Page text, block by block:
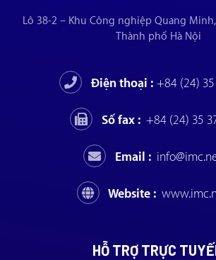
Lô 38-2 – Khu Công nghiệp Quang
Thành phố Hà Nội
Điện thoại : +84 (24)
Số fax : +84 (24) 35
Email :
Website :
HỖ TRỢ TRỰC